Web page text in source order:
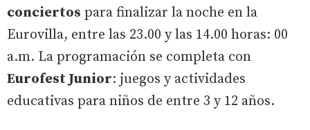
conciertos para finalizar la noche en la
Eurovilla, entre las 23.00 y las 14.00 horas: 00
a.m. La programación se completa con
Eurofest Junior: juegos y actividades
educativas para niños de entre 3 y 12 años.